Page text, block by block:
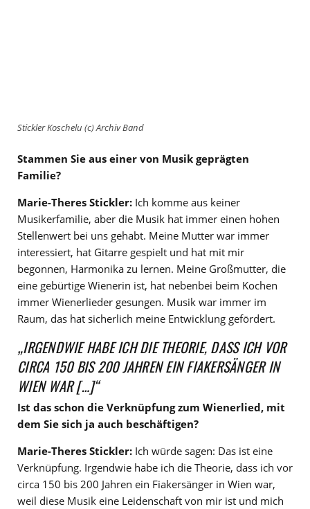
Stickler Koschelu (c) Archiv Band
Stammen Sie aus einer von Musik geprägten
Familie?
Marie-Theres Stickler: Ich komme aus keiner
Musikerfamilie, aber die Musik hat immer einen hohen
Stellenwert bei uns gehabt. Meine Mutter war immer
interessiert, hat Gitarre gespielt und hat mit mir
begonnen, Harmonika zu lernen. Meine Großmutter, die
eine gebürtige Wienerin ist, hat nebenbei beim Kochen
immer Wienerlieder gesungen. Musik war immer im
Raum, das hat sicherlich meine Entwicklung gefördert.
„IRGENDWIE HABE ICH DIE THEORIE, DASS ICH VOR
CIRCA 150 BIS 200 JAHREN EIN FIAKERSÄNGER IN
WIEN WAR […]“
Ist das schon die Verknüpfung zum Wienerlied, mit
dem Sie sich ja auch beschäftigen?
Marie-Theres Stickler: Ich würde sagen: Das ist eine
Verknüpfung. Irgendwie habe ich die Theorie, dass ich vor
circa 150 bis 200 Jahren ein Fiakersänger in Wien war,
weil diese Musik eine Leidenschaft von mir ist und mich